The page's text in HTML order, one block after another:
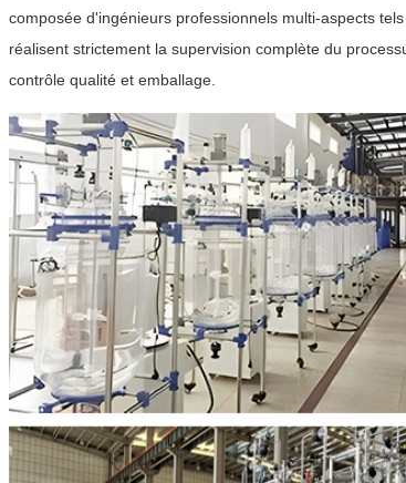
composée d'ingénieurs professionnels multi-aspects
réalisent strictement la supervision complète du
contrôle qualité et emballage.